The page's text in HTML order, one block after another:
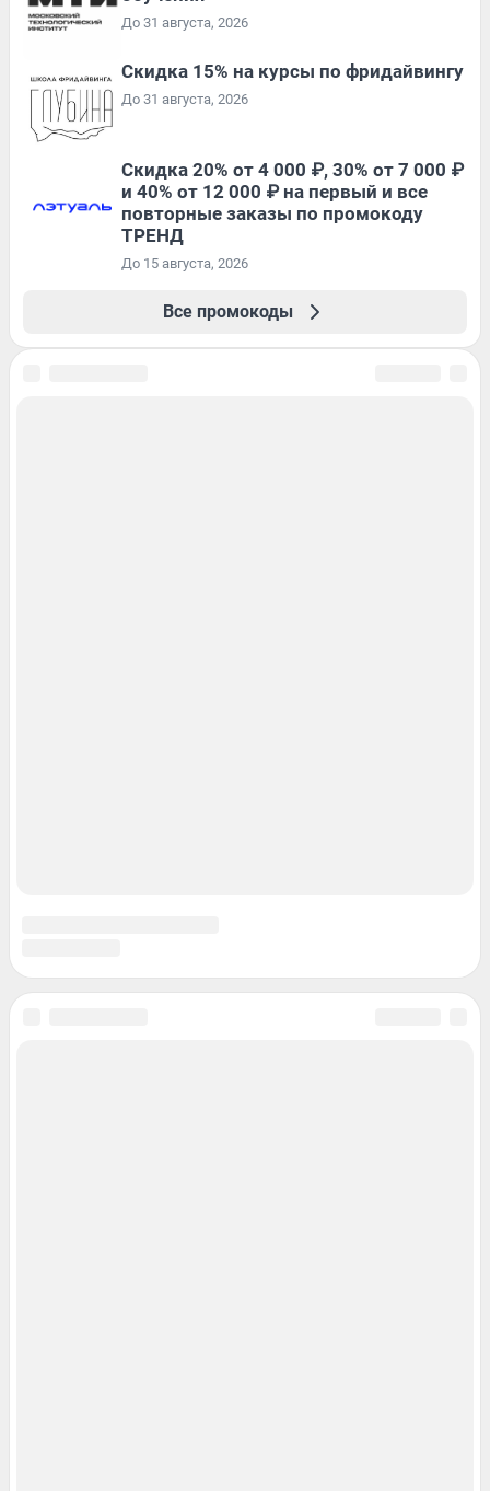
До 31 августа, 2026
Скидка 15% на курсы по фридайвингу
До 31 августа, 2026
Скидка 20% от 4 000 ₽, 30% от 7 000 ₽
и 40% от 12 000 ₽ на первый и все
повторные заказы по промокоду
ТРЕНД
До 15 августа, 2026
Все промокоды